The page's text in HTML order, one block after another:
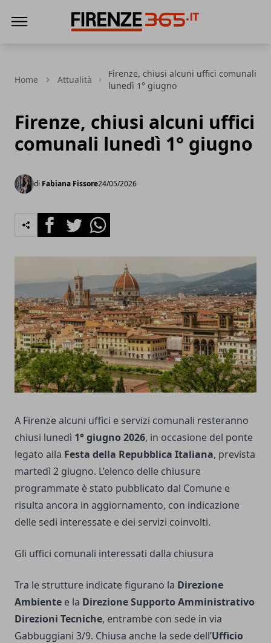
Home Attualità
Firenze, chiusi alcuni uffici comunali
lunedì 1° giugno
Firenze, chiusi alcuni uffici
comunali lunedì 1° giugno
di Fabiana Fissore24/05/2026
FacebookTwitterWhatsapp
A Firenze alcuni uffici e servizi comunali resteranno
chiusi lunedì 1° giugno 2026, in occasione del ponte
legato alla Festa della Repubblica Italiana, prevista
martedì 2 giugno. L’elenco delle chiusure
programmate è stato pubblicato dal Comune e
risulta ancora in aggiornamento, con indicazione
delle sedi interessate e dei servizi coinvolti.
Gli uffici comunali interessati dalla chiusura
Tra le strutture indicate figurano la Direzione
Ambiente e la Direzione Supporto Amministrativo
Direzioni Tecniche, entrambe con sede in via
Gabbuggiani 3/9. Chiusa anche la sede dell’Ufficio